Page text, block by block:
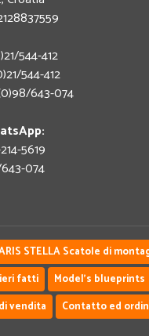
544-412
544-412
643-074
5619
074
STELLA Scatole di
fatti
Model's blueprints
vendita
Contatto ed